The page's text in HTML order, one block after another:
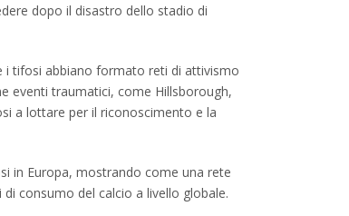
dopo il disastro dello stadio di
i tifosi abbiano formato reti di attivismo
eventi traumatici, come Hillsborough,
a lottare per il riconoscimento e la
in Europa, mostrando come una rete
consumo del calcio a livello globale.​